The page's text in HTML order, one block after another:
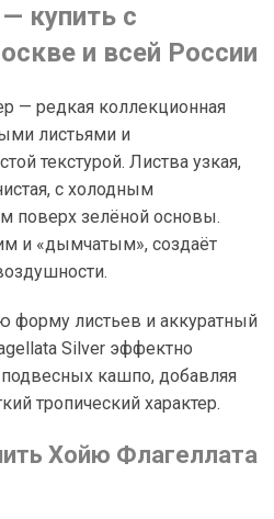
купить с
и всей России
— редкая коллекционная
листьями и
текстурой. Листва узкая,
с холодным
поверх зелёной основы.
и «дымчатым», создаёт
форму листьев и аккуратный
Silver эффектно
кашпо, добавляя
тропический характер.
Хойю Флагеллата